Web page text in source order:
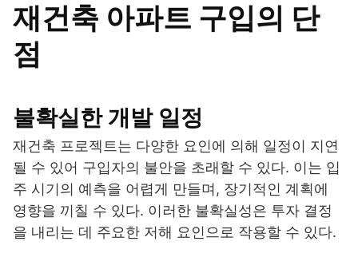
재건축 아파트 구입의 단
점
불확실한 개발 일정
재건축 프로젝트는 다양한 요인에 의해 일정이 지연
될 수 있어 구입자의 불안을 초래할 수 있다. 이는 입
주 시기의 예측을 어렵게 만들며, 장기적인 계획에
영향을 끼칠 수 있다. 이러한 불확실성은 투자 결정
을 내리는 데 주요한 저해 요인으로 작용할 수 있다.